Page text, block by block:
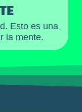
Esto es una
la mente.